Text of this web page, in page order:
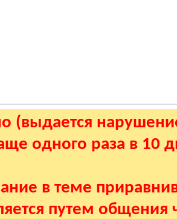
(выдается
одного раза в 10
в теме
путем